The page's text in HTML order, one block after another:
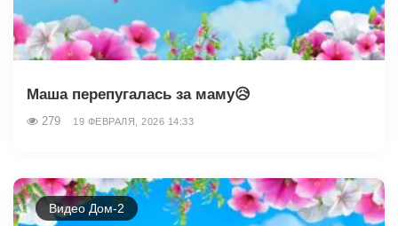
Маша перепугалась за маму😥
279 19 ФЕВРАЛЯ, 2026 14:33
Видео Дом-2